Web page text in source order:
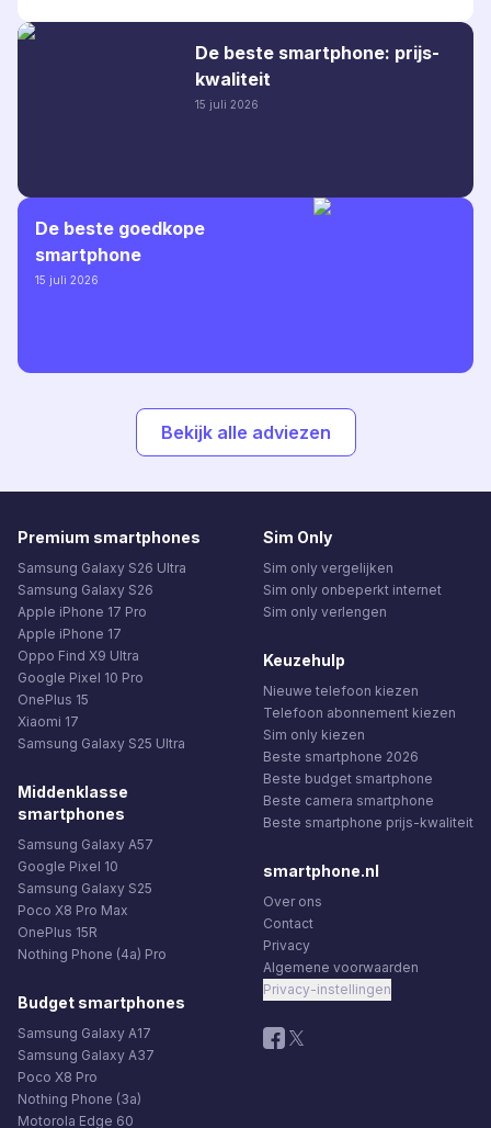
De beste smartphone: prijs-
kwaliteit
15 juli 2026
De beste goedkope
smartphone
15 juli 2026
Bekijk alle adviezen
Premium smartphones
Samsung Galaxy S26 Ultra
Samsung Galaxy S26
Apple iPhone 17 Pro
Apple iPhone 17
Oppo Find X9 Ultra
Google Pixel 10 Pro
OnePlus 15
Xiaomi 17
Samsung Galaxy S25 Ultra
Middenklasse
smartphones
Samsung Galaxy A57
Google Pixel 10
Samsung Galaxy S25
Poco X8 Pro Max
OnePlus 15R
Nothing Phone (4a) Pro
Budget smartphones
Samsung Galaxy A17
Samsung Galaxy A37
Poco X8 Pro
Nothing Phone (3a)
Motorola Edge 60
Sim Only
Sim only vergelijken
Sim only onbeperkt internet
Sim only verlengen
Keuzehulp
Nieuwe telefoon kiezen
Telefoon abonnement kiezen
Sim only kiezen
Beste smartphone 2026
Beste budget smartphone
Beste camera smartphone
Beste smartphone prijs-kwaliteit
smartphone.nl
Over ons
Contact
Privacy
Algemene voorwaarden
Privacy-instellingen